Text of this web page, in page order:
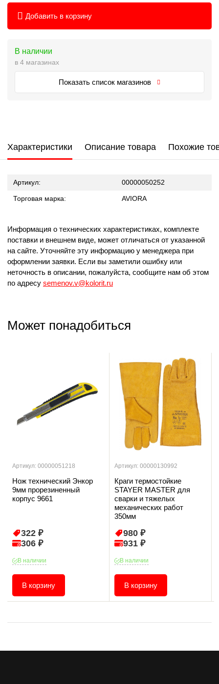
Добавить в корзину
В наличии
в 4 магазинах
Показать список магазинов
Характеристики Описание товара Похожие
Артикул: 00000050252
Торговая марка: AVIORA
Информация о технических характеристиках, комплекте
поставки и внешнем виде, может отличаться от указанной
на сайте. Уточняйте эту информацию у менеджера при
оформлении заявки. Если вы заметили ошибку или
неточность в описании, пожалуйста, сообщите нам об этом
по адресу semenov.v@kolorit.ru
Может понадобиться
Артикул: 00000051218
Нож технический Энкор
9мм прорезиненный
корпус 9661
322 ₽
306 ₽
В наличии
В корзину
Артикул: 00000130992
Краги термостойкие
STAYER MASTER для
сварки и тяжелых
механических работ
350мм
980 ₽
931 ₽
В наличии
В корзину